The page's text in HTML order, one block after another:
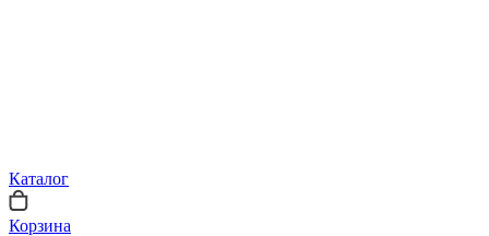
Каталог
Корзина